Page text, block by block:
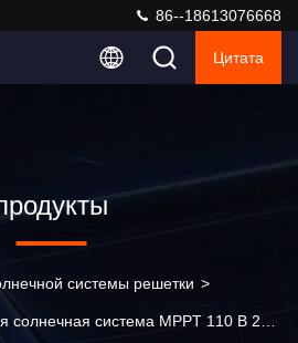
86--18613076668
Цитата
системы решетки >
система MPPT 110 В 240